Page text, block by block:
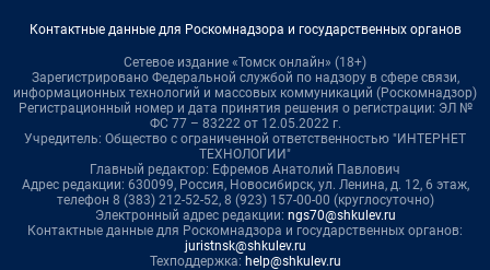
Контактные данные для Роскомнадзора и государственных органов
Сетевое издание «Томск онлайн» (18+)
Зарегистрировано Федеральной службой по надзору в сфере связи,
информационных технологий и массовых коммуникаций (Роскомнадзор)
Регистрационный номер и дата принятия решения о регистрации: ЭЛ №
ФС 77 – 83222 от 12.05.2022 г.
Учредитель: Общество с ограниченной ответственностью "ИНТЕРНЕТ
ТЕХНОЛОГИИ"
Главный редактор: Ефремов Анатолий Павлович
Адрес редакции: 630099, Россия, Новосибирск, ул. Ленина, д. 12, 6 этаж,
телефон 8 (383) 212-52-52, 8 (923) 157-00-00 (круглосуточно)
Электронный адрес редакции: ngs70@shkulev.ru
Контактные данные для Роскомнадзора и государственных органов:
juristnsk@shkulev.ru
Техподдержка: help@shkulev.ru